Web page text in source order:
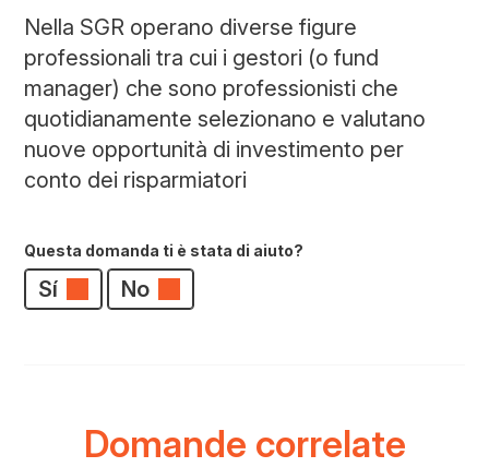
Nella SGR operano diverse figure
professionali tra cui i gestori (o fund
manager) che sono professionisti che
quotidianamente selezionano e valutano
nuove opportunità di investimento per
conto dei risparmiatori
Questa domanda ti è stata di aiuto?
Sí No
Domande correlate